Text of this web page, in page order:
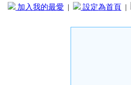
加入我的最愛 | 設定為首頁 |